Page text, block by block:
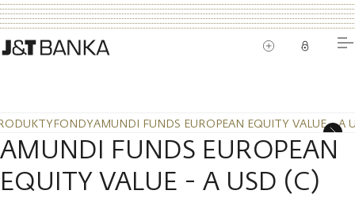
FONDYAMUNDI FUNDS EUROPEAN EQUITY VALUE - A
AMUNDI FUNDS EUROPEAN
EQUITY VALUE - A USD (C)